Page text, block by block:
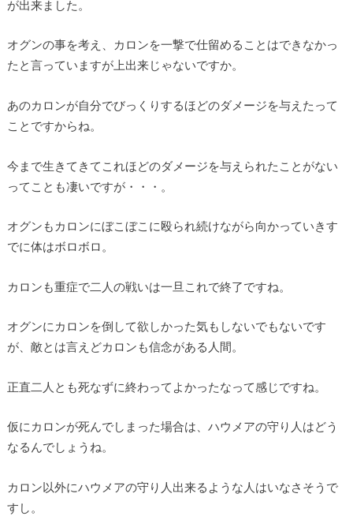
が出来ました。
オグンの事を考え、カロンを一撃で仕留めることはできなかっ
たと言っていますが上出来じゃないですか。
あのカロンが自分でびっくりするほどのダメージを与えたって
ことですからね。
今まで生きてきてこれほどのダメージを与えられたことがない
ってことも凄いですが・・・。
オグンもカロンにぼこぼこに殴られ続けながら向かっていきす
でに体はボロボロ。
カロンも重症で二人の戦いは一旦これで終了ですね。
オグンにカロンを倒して欲しかった気もしないでもないです
が、敵とは言えどカロンも信念がある人間。
正直二人とも死なずに終わってよかったなって感じですね。
仮にカロンが死んでしまった場合は、ハウメアの守り人はどう
なるんでしょうね。
カロン以外にハウメアの守り人出来るような人はいなさそうで
すし。